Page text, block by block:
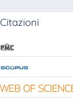
Citazioni